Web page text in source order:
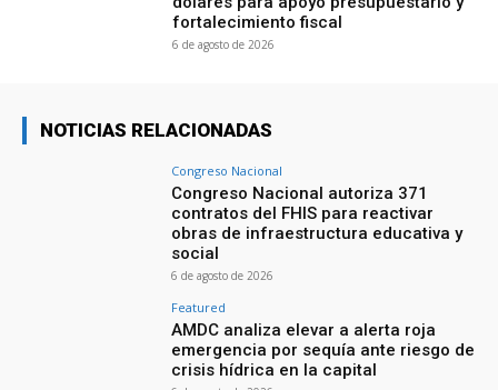
fortalecimiento fiscal
6 de agosto de 2026
NOTICIAS RELACIONADAS
Congreso Nacional
Congreso Nacional autoriza 371
contratos del FHIS para reactivar
obras de infraestructura educativa y
social
6 de agosto de 2026
Featured
AMDC analiza elevar a alerta roja
emergencia por sequía ante riesgo de
crisis hídrica en la capital